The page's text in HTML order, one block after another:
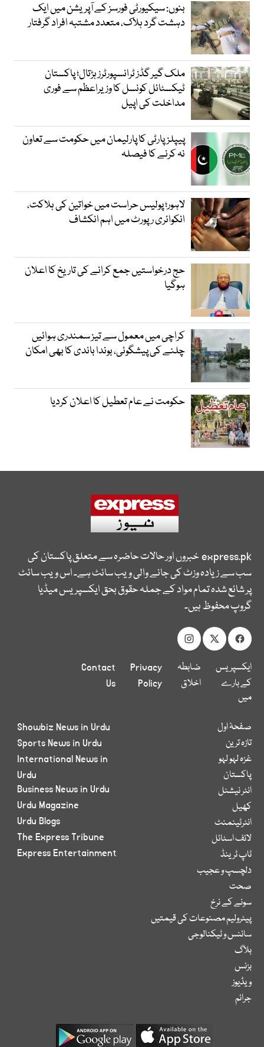
بنوں: سیکیورٹی فورسز کے آپریشن میں ایک
دہشت گرد ہلاک، متعدد مشتبہ افراد گرفتار
ملک گیر گڈز ٹرانسپورٹرز ہڑتال؛ پاکستان
ٹیکسٹائل کونسل کا وزیراعظم سے فوری
مداخلت کی اپیل
پیپلزپارٹی کا پارلیمان میں حکومت سے تعاون
نہ کرنے کا فیصلہ
لاہور؛ پولیس حراست میں خواتین کی ہلاکت،
انکوائری رپورٹ میں اہم انکشاف
حج درخواستیں جمع کرانے کی تاریخ کا اعلان
ہوگیا
کراچی میں معمول سے تیز سمندری ہوائیں
چلنے کی پیشگوئی، بوندا باندی کا بھی امکان
حکومت نے عام تعطیل کا اعلان کردیا
express.pkخبروں اور حالات حاضرہ سے متعلق پاکستان کی
سب سے زیادہ وزٹ کی جانے والی ویب سائٹ ہے۔ اس ویب سائٹ
پر شائع شدہ تمام مواد کے جملہ حقوق بحق ایکسپریس میڈیا
گروپ محفوظ ہیں۔
ایکسپریس
کے بارے
میں
ضابطہ
اخلاق
Privacy
Policy
Contact
Us
صفحۂ اول
تازہ ترین
غزہ لہو لہو
پاکستان
انٹر نیشنل
کھیل
انٹرٹینمنٹ
لائف اسٹائل
ٹاپ ٹرینڈ
دلچسپ و عجیب
صحت
سونے کے نرخ
پیٹرولیم مصنوعات کی قیمتیں
سائنس و ٹیکنالوجی
بلاگ
بزنس
ویڈیوز
جرائم
Showbiz News in Urdu
Sports News in Urdu
International News in
Urdu
Business News in Urdu
Urdu Magazine
Urdu Blogs
The Express Tribune
Express Entertainment